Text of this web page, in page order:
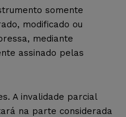
somente
modificado ou
mediante
assinado pelas
A invalidade parcial
na parte considerada